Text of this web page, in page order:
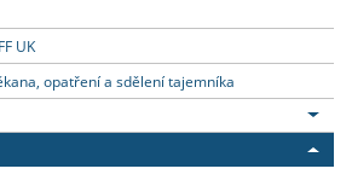
UK
opatření a sdělení tajemníka